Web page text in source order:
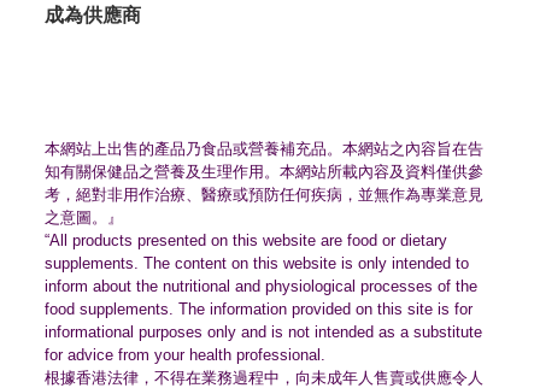
成為供應商
本網站上出售的產品乃食品或營養補充品。 本網站之內容旨在告
知有關保健品之營養及生理作用。 本網站所載內容及資料僅供參
考，絕對非用作治療、 醫療或預防任何疾病，並無作為專業意見
之意圖。』
“All products presented on this website are food or dietary
supplements. The content on this website is only intended to
inform about the nutritional and physiological processes of the
food supplements. The information provided on this site is for
informational purposes only and is not intended as a substitute
for advice from your health professional.
根據香港法律，不得在業務過程中， 向未成年人售賣或供應令人